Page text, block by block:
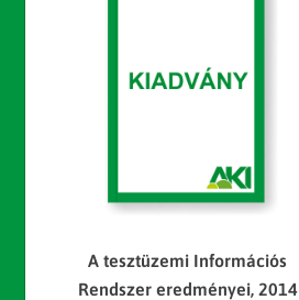
A tesztüzemi Információs
Rendszer eredményei, 2014